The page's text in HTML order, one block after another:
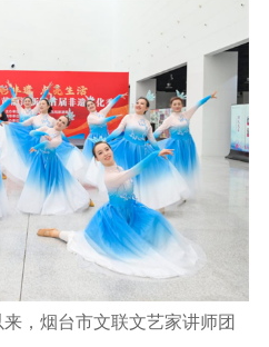
，烟台市文联文艺家讲师团